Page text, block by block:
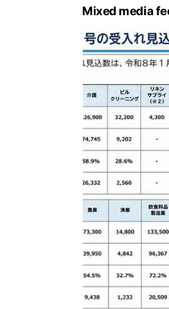
e
Mixed media